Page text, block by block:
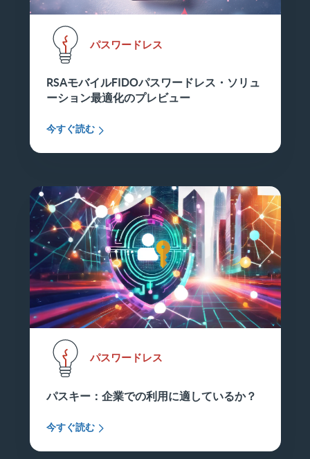
パスワードレス
RSAモバイルFIDOパスワードレス・ソリュ
ーション最適化のプレビュー
今すぐ読む
パスワードレス
パスキー：企業での利用に適しているか？
今すぐ読む